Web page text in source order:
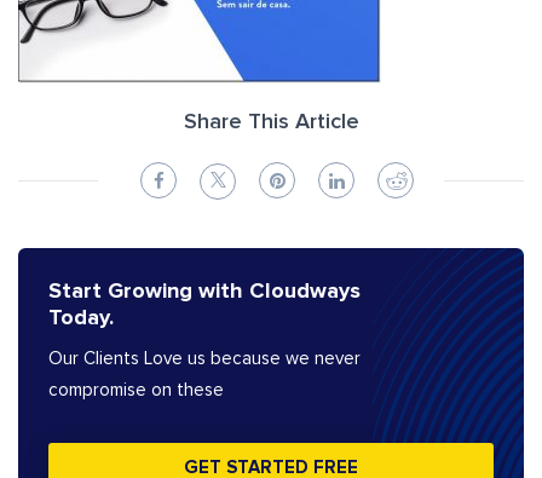
Share This Article
Start Growing with Cloudways
Today.
Our Clients Love us because we never
compromise on these
GET STARTED FREE